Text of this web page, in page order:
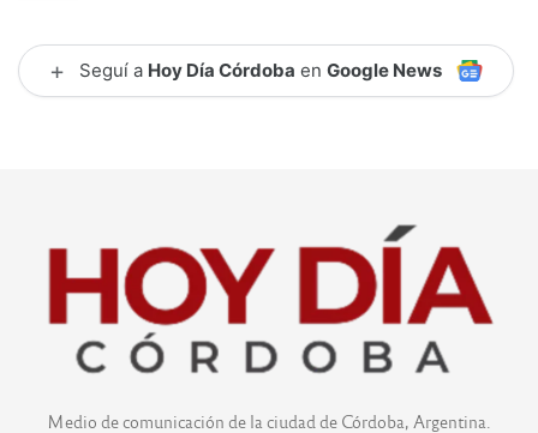
+ Seguí a Hoy Día Córdoba en Google News
Medio de comunicación de la ciudad de Córdoba, Argentina.